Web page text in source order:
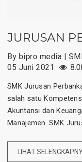
JURUSAN
By bipro media |
05 Juni 2021
SMK Jurusan
salah satu
Akuntansi dan
Manajemen. SMK
LIHAT